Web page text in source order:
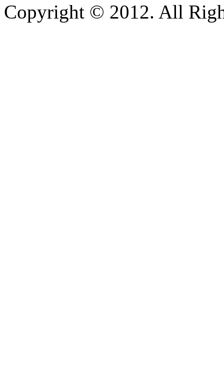
Copyright © 2012. All